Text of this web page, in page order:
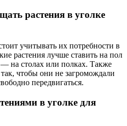
растения в уголке
учитывать их потребности в
растения лучше ставить на пол
на столах или полках. Также
так, чтобы они не загромождали
передвигаться.
в уголке для